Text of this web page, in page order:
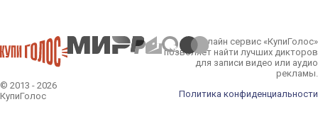
© 2013 - 2026
КупиГолос
Онлайн сервис «КупиГолос»
позволяет найти лучших дикторов
для записи видео или аудио
рекламы.
Политика конфиденциальности